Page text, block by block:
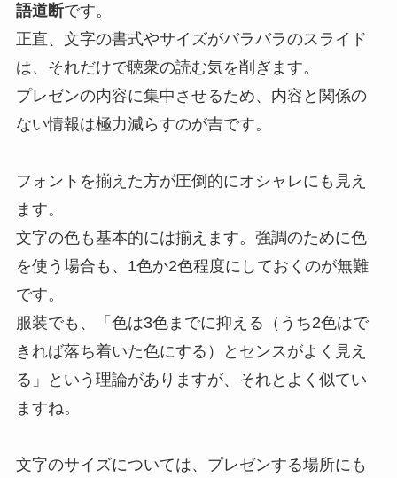
語道断です。
正直、文字の書式やサイズがバラバラのスライド
は、それだけで聴衆の読む気を削ぎます。
プレゼンの内容に集中させるため、内容と関係の
ない情報は極力減らすのが吉です。
フォントを揃えた方が圧倒的にオシャレにも見え
ます。
文字の色も基本的には揃えます。強調のために色
を使う場合も、1色か2色程度にしておくのが無難
です。
服装でも、「色は3色までに抑える（うち2色はで
きれば落ち着いた色にする）とセンスがよく見え
る」という理論がありますが、それとよく似てい
ますね。
文字のサイズについては、プレゼンする場所にも